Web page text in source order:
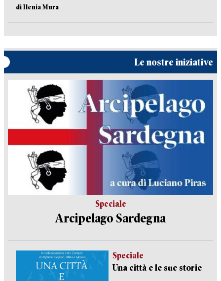
di Ilenia Mura
Le nostre iniziative
Speciale
Arcipelago Sardegna
Speciale
Una città e le sue storie